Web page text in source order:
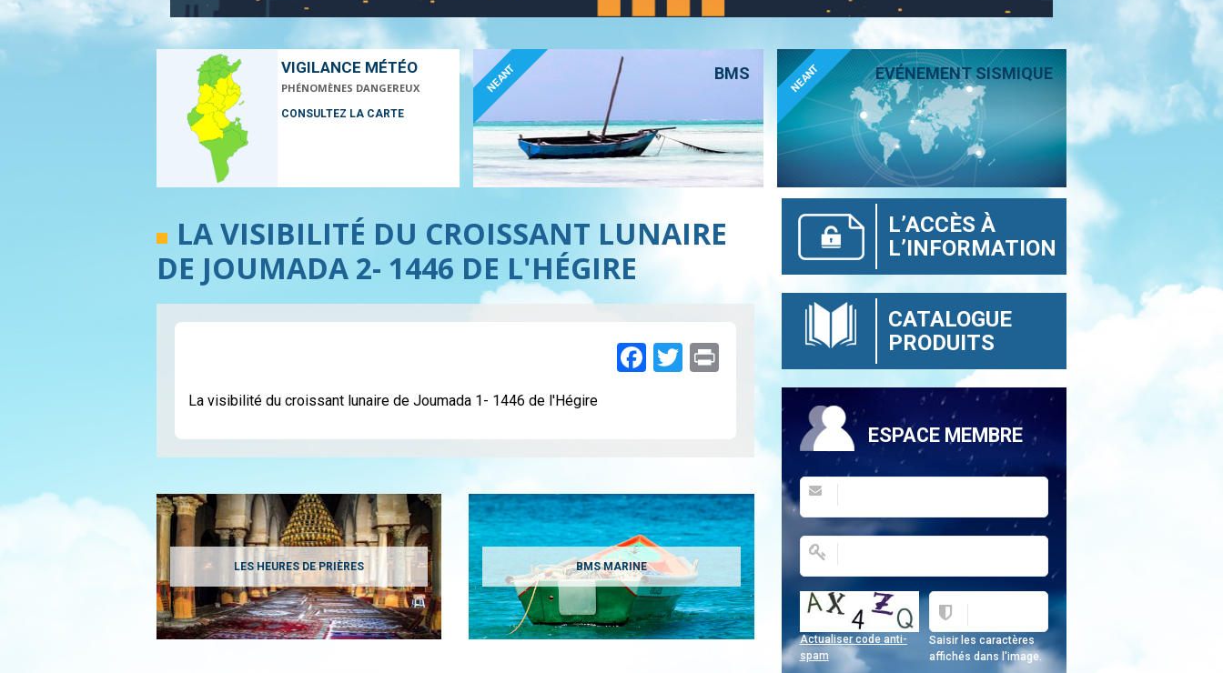
VIGILANCE MÉTÉO
PHÉNOMÈNES DANGEREUX
CONSULTEZ LA CARTE
BMS
NEANT EVÉNEMENT SISMIQUE
NEANT
LA VISIBILITÉ DU CROISSANT LUNAIRE
DE JOUMADA 2- 1446 DE L'HÉGIRE
Facebook
Twitter
Print
La visibilité du croissant lunaire de Joumada 1- 1446 de l'Hégire
LES HEURES DE PRIÈRES BMS MARINE
L’ACCÈS À
L’INFORMATION
CATALOGUE
PRODUITS
ESPACE MEMBRE
Saisir les caractères
affichés dans l'image.
Actualiser code anti-
spam